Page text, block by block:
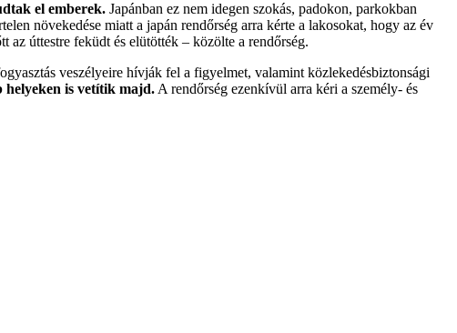
el emberek. Japánban ez nem idegen szokás, padokon, parkokban
növekedése miatt a japán rendőrség arra kérte a lakosokat, hogy az év
úttestre feküdt és elütötték – közölte a rendőrség.
veszélyeire hívják fel a figyelmet, valamint közlekedésbiztonsági
helyeken is vetítik majd. A rendőrség ezenkívül arra kéri a személy- és